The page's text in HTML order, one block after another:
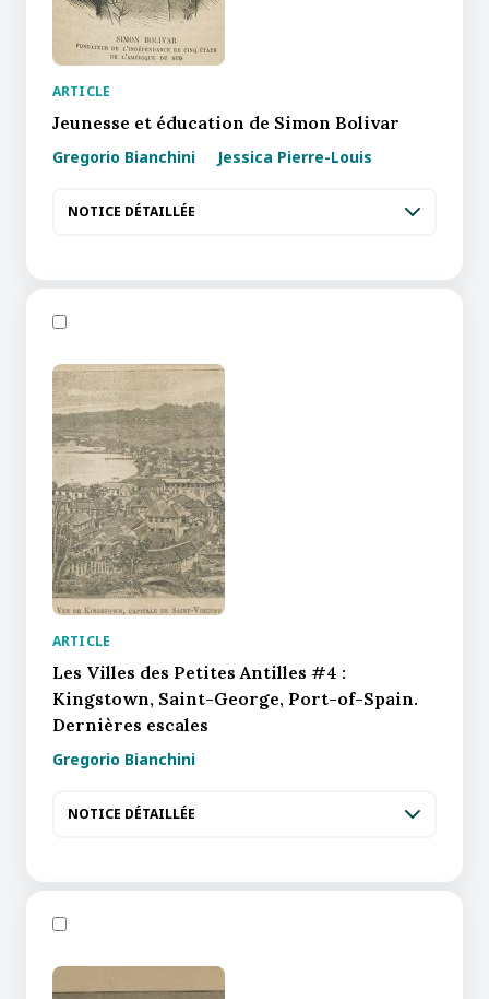
ARTICLE
Jeunesse et éducation de Simon Bolivar
Gregorio Bianchini Jessica Pierre-Louis
NOTICE DÉTAILLÉE
ARTICLE
Les Villes des Petites Antilles #4 :
Kingstown, Saint-George, Port-of-Spain.
Dernières escales
Gregorio Bianchini
NOTICE DÉTAILLÉE